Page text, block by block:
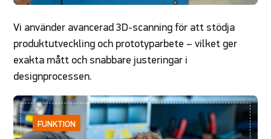
Vi använder avancerad 3D-scanning för att stödja
produktutveckling och prototyparbete – vilket ger
exakta mått och snabbare justeringar i
designprocessen.
FUNKTION